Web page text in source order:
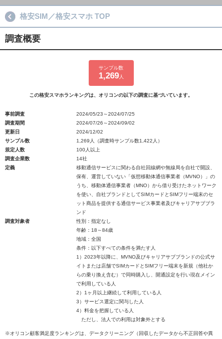
格安SIM／格安スマホ TOP
調査概要
サンプル数
1,269人
この格安スマホランキングは、オリコンの以下の調査に基づいています。
事前調査
2024/05/23～2024/07/25
調査期間
2024/07/26～2024/09/02
更新日
2024/12/02
サンプル数
1,269人（調査時サンプル数1,422人）
規定人数
100人以上
調査企業数
14社
定義
移動通信サービスに関わる自社回線網や無線局を自社で開設、
保有、運営していない「仮想移動体通信事業者（MVNO）」の
うち、移動体通信事業者（MNO）から借り受けたネットワーク
を使い、自社ブランドとしてSIMカードとSIMフリー端末のセ
ット商品を提供する通信サービス事業者及びキャリアサブブラ
ンド
調査対象者
性別：指定なし
年齢：18～84歳
地域：全国
条件：以下すべての条件を満たす人
1）2023年以降に、MVNO及びキャリアサブブランドの公式サ
イトまたは店舗でSIMカードとSIMフリー端末を新規（他社か
らの乗り換え含む）で同時購入し、開通設定を行い現在メイン
で利用している人
2）1ヶ月以上継続して利用している人
3）サービス選定に関与した人
4）料金を把握している人
ただし、法人での利用は対象外とする
※オリコン顧客満足度ランキングは、データクリーニング（回収したデータから不正回答や異